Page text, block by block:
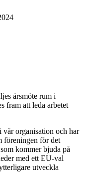
årsmöte rum i
fram att leda arbetet
vår organisation och har
föreningen för det
kommer bjuda på
med ett EU-val
utveckla